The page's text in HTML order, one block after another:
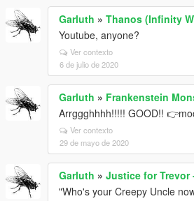
Garluth » Thanos (Infinity
Youtube, anyone?
Ver contexto
6 de julio de 2020
Garluth » Frankenstein
Arrggghhhh!!!!! GOOD!!
Ver contexto
29 de mayo de 2020
Garluth » Justice for Trevor
"Who's your Creepy Uncle